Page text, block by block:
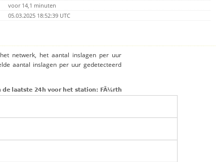
voor 14,1 minuten
05.03.2025 18:52:39 UTC
netwerk, het aantal inslagen per uur
aantal inslagen per uur gedetecteerd